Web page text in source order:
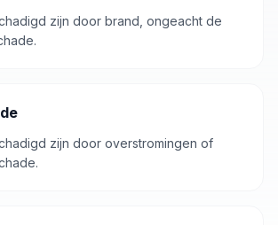
zijn door brand, ongeacht de
zijn door overstromingen of